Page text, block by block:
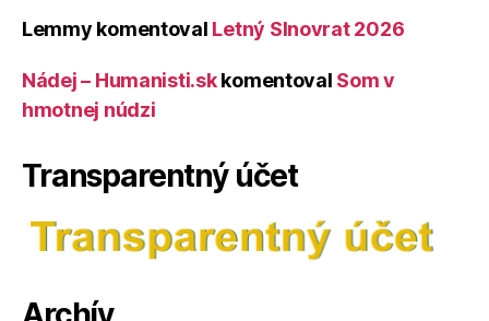
Lemmy komentoval Letný Slnovrat 2026
Nádej – Humanisti.skkomentoval Som v
hmotnej núdzi
Transparentný účet